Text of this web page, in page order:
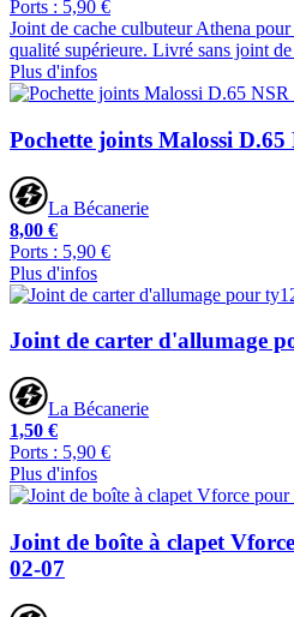
Ports : 5,90 €
Joint de cache culbuteur Athena
qualité supérieure. Livré sans joint
Plus d'infos
Pochette joints Malossi D.65
La Bécanerie
8,00 €
Ports : 5,90 €
Plus d'infos
Joint de carter d'allumage
La Bécanerie
1,50 €
Ports : 5,90 €
Plus d'infos
Joint de boîte à clapet
02-07